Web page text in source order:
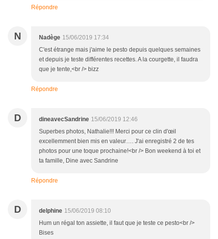
Répondre
N Nadège 15/06/2019 17:34
C'est étrange mais j'aime le pesto depuis quelques semaines
et depuis je teste différentes recettes. A la courgette, il faudra
que je tente,<br /> bizz
Répondre
D dineavecSandrine 15/06/2019 12:46
Superbes photos, Nathalie!!! Merci pour ce clin d'œil
excellemment bien mis en valeur…. J'ai enregistré 2 de tes
photos pour une toque prochaine!<br /> Bon weekend à toi et
ta famille, Dine avec Sandrine
Répondre
D delphine 15/06/2019 08:10
Hum un régal ton assiette, il faut que je teste ce pesto<br />
Bises